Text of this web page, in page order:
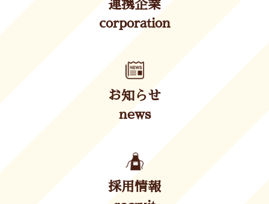
連携企業
corporation
お知らせ
news
採用情報